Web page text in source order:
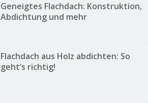
Geneigtes Flachdach: Konstruktion,
Abdichtung und mehr
Flachdach aus Holz abdichten: So
geht’s richtig!